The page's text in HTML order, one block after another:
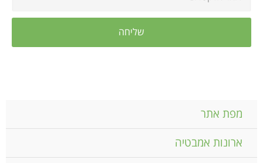
מפת אתר
ארונות אמבטיה